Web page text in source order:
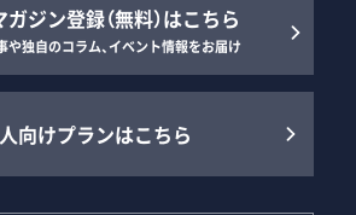
ジン登録（無料）はこちら
や独自のコラム、イベント情報をお届け
向けプランはこちら